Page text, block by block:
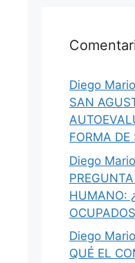
Diego
SAN
FORMA DE
Diego
HUMANO:
Diego
QUÉ EL